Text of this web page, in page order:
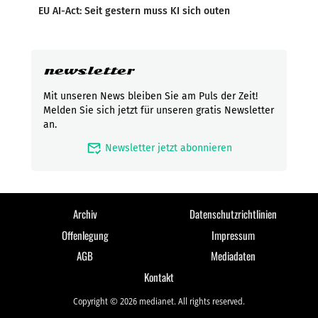
EU AI-Act: Seit gestern muss KI sich outen
newsletter
Mit unseren News bleiben Sie am Puls der Zeit!
Melden Sie sich jetzt für unseren gratis Newsletter
an.
mark_email_read Newsletter jetzt abonnieren
Archiv
Datenschutzrichtlinien
Offenlegung
Impressum
AGB
Mediadaten
Kontakt
Copyright © 2026 medianet. All rights reserved.